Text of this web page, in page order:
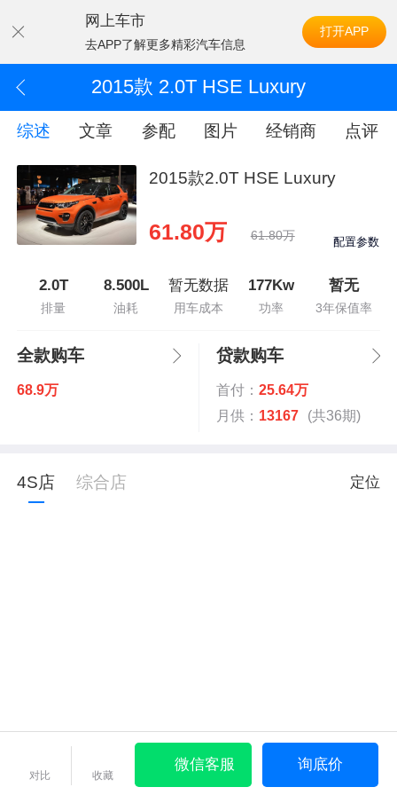
网上车市
去APP了解更多精彩汽车信息
打开APP
2015款 2.0T HSE Luxury
综述 文章 参配 图片 经销商 点评
2015款2.0T HSE Luxury
61.80万 61.80万 配置参数
2.0T
排量
8.500L
油耗
暂无数据
用车成本
177Kw
功率
暂无
3年保值率
全款购车
68.9万
贷款购车
首付： 25.64万
月供： 13167 (共36期)
4S店 综合店 定位
对比 收藏
微信客服 询底价